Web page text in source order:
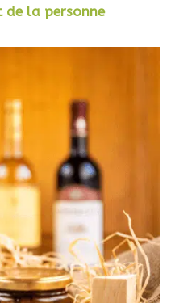
de la personne